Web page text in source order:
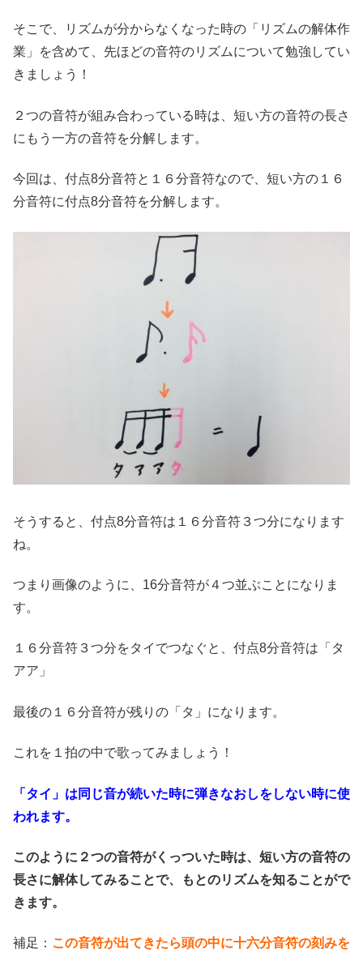
そこで、リズムが分からなくなった時の「リズムの解体作
業」を含めて、先ほどの音符のリズムについて勉強してい
きましょう！
２つの音符が組み合わっている時は、短い方の音符の長さ
にもう一方の音符を分解します。
今回は、付点8分音符と１６分音符なので、短い方の１６
分音符に付点8分音符を分解します。
そうすると、付点8分音符は１６分音符３つ分になります
ね。
つまり画像のように、16分音符が４つ並ぶことになりま
す。
１６分音符３つ分をタイでつなぐと、付点8分音符は「タ
アア」
最後の１６分音符が残りの「タ」になります。
これを１拍の中で歌ってみましょう！
「タイ」は同じ音が続いた時に弾きなおしをしない時に使
われます。
このように２つの音符がくっついた時は、短い方の音符の
長さに解体してみることで、もとのリズムを知ることがで
きます。
補足： この音符が出てきたら頭の中に十六分音符の刻みを